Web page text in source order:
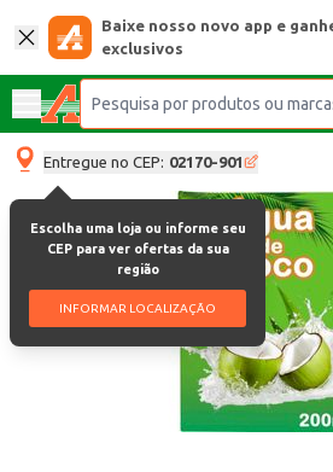
Baixe nosso novo app e
exclusivos
Entregue no CEP: 02170-901
Escolha uma loja ou informe seu
CEP para ver ofertas da sua
região
INFORMAR LOCALIZAÇÃO